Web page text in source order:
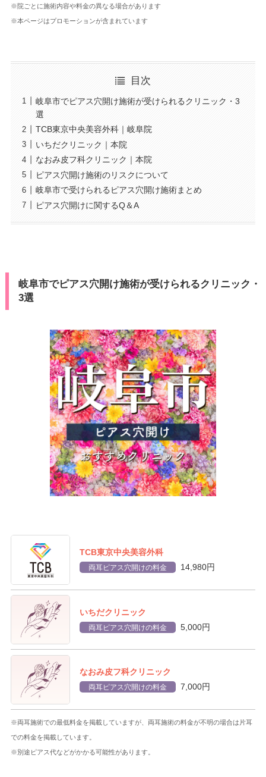
※院ごとに施術内容や料金の異なる場合があります
※本ページはプロモーションが含まれています
目次
岐阜市でピアス穴開け施術が受けられるクリニック・3
選
TCB東京中央美容外科｜岐阜院
いちだクリニック｜本院
なおみ皮フ科クリニック｜本院
ピアス穴開け施術のリスクについて
岐阜市で受けられるピアス穴開け施術まとめ
ピアス穴開けに関するQ＆A
岐阜市でピアス穴開け施術が受けられるクリニック・
3選
TCB東京中央美容外科
両耳ピアス穴開けの料金 14,980円
いちだクリニック
両耳ピアス穴開けの料金 5,000円
なおみ皮フ科クリニック
両耳ピアス穴開けの料金 7,000円
※両耳施術での最低料金を掲載していますが、両耳施術の料金が不明の場合は片耳
での料金を掲載しています。
※別途ピアス代などがかかる可能性があります。